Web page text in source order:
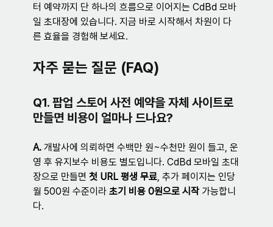
터 예약까지 단 하나의 흐름으로 이어지는 CdBd 모바
일 초대장에 있습니다. 지금 바로 시작해서 차원이 다
른 효율을 경험해 보세요.
자주 묻는 질문 (FAQ)
Q1. 팝업 스토어 사전 예약을 자체 사이트로
만들면 비용이 얼마나 드나요?
A. 개발사에 의뢰하면 수백만 원~수천만 원이 들고, 운
영 후 유지보수 비용도 별도입니다. CdBd 모바일 초대
장으로 만들면 첫 URL 평생 무료, 추가 페이지는 인당
월 500원 수준이라 초기 비용 0원으로 시작 가능합니
다.